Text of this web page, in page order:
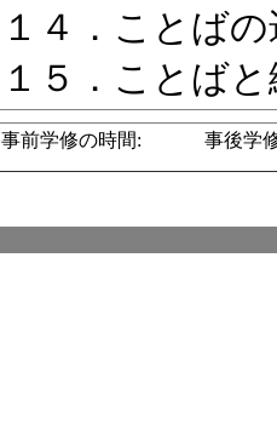
１４．ことば
１５．ことば
事前学修の時間: 事後学修